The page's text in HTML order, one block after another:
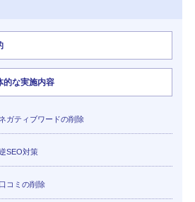
的な実施内容
ガティブワードの削除
SEO対策
コミの削除